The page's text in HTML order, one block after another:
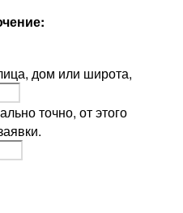
дом или широта,
точно, от этого